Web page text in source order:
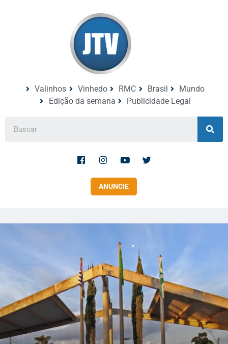
Valinhos Vinhedo RMC Brasil
Mundo
Edição da semana
Publicidade Legal
ANUNCIE